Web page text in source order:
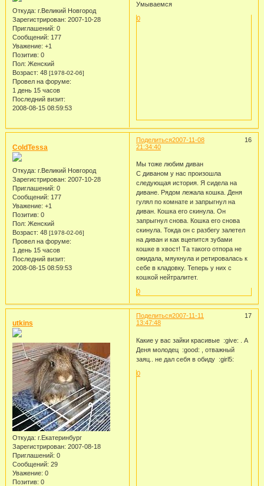
Откуда: г.Великий Новгород
Зарегистрирован: 2007-10-28
Приглашений: 0
Сообщений: 177
Уважение: +1
Позитив: 0
Пол: Женский
Возраст: 48 [1978-02-06]
Провел на форуме:
1 день 15 часов
Последний визит:
2008-08-15 08:59:53
Умываемся
0
Поделиться 16
2007-11-08
21:34:40
ColdTessa
Откуда: г.Великий Новгород
Зарегистрирован: 2007-10-28
Приглашений: 0
Сообщений: 177
Уважение: +1
Позитив: 0
Пол: Женский
Возраст: 48 [1978-02-06]
Провел на форуме:
1 день 15 часов
Последний визит:
2008-08-15 08:59:53
Мы тоже любим диван
С диваном у нас произошла
следующая история. Я сидела на
диване. Рядом лежала кошка. Деня
гулял по комнате и запрыгнул на
диван. Кошка его скинула. Он
запрыгнул снова. Кошка его снова
скинула. Токда он с разбегу залетел
на диван и как вцепится зубами
кошке в хвост! Та такого отпора не
ожидала, мяукнула и ретировалась к
себе в кладовку. Теперь у них с
кошкой нейтралитет.
0
Поделиться 17
2007-11-11
13:47:48
utkins
Откуда: г.Екатеринбург
Зарегистрирован: 2007-08-18
Приглашений: 0
Сообщений: 29
Уважение: 0
Позитив: 0
Какие у вас зайки красивые :give: . А
Деня молодец :good: , отважный
заяц.. не дал себя в обиду :girl5:
0